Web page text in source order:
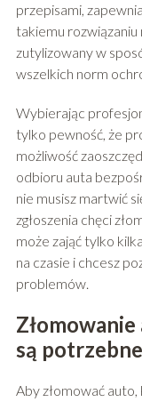
przepisami,
takiemu rozwiązaniu
zutylizowany w
wszelkich norm
Wybierając
tylko pewność, że
możliwość
odbioru auta
nie musisz martwić
zgłoszenia chęci
może zająć tylko
na czasie i chcesz
problemów.
są
Aby złomować